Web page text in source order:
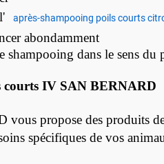
après-shampooing poils courts
abondamment
shampooing dans le sens du
courts IV SAN BERNARD
propose des produits
spécifiques de vos